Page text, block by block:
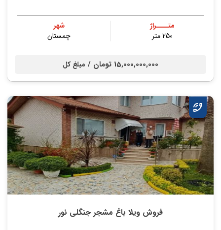
متــــراژ
250 متر
شهر
چمستان
15,000,000,000 تومان / مبلغ کل
فروش ویلا باغ مشجر جنگلی نور